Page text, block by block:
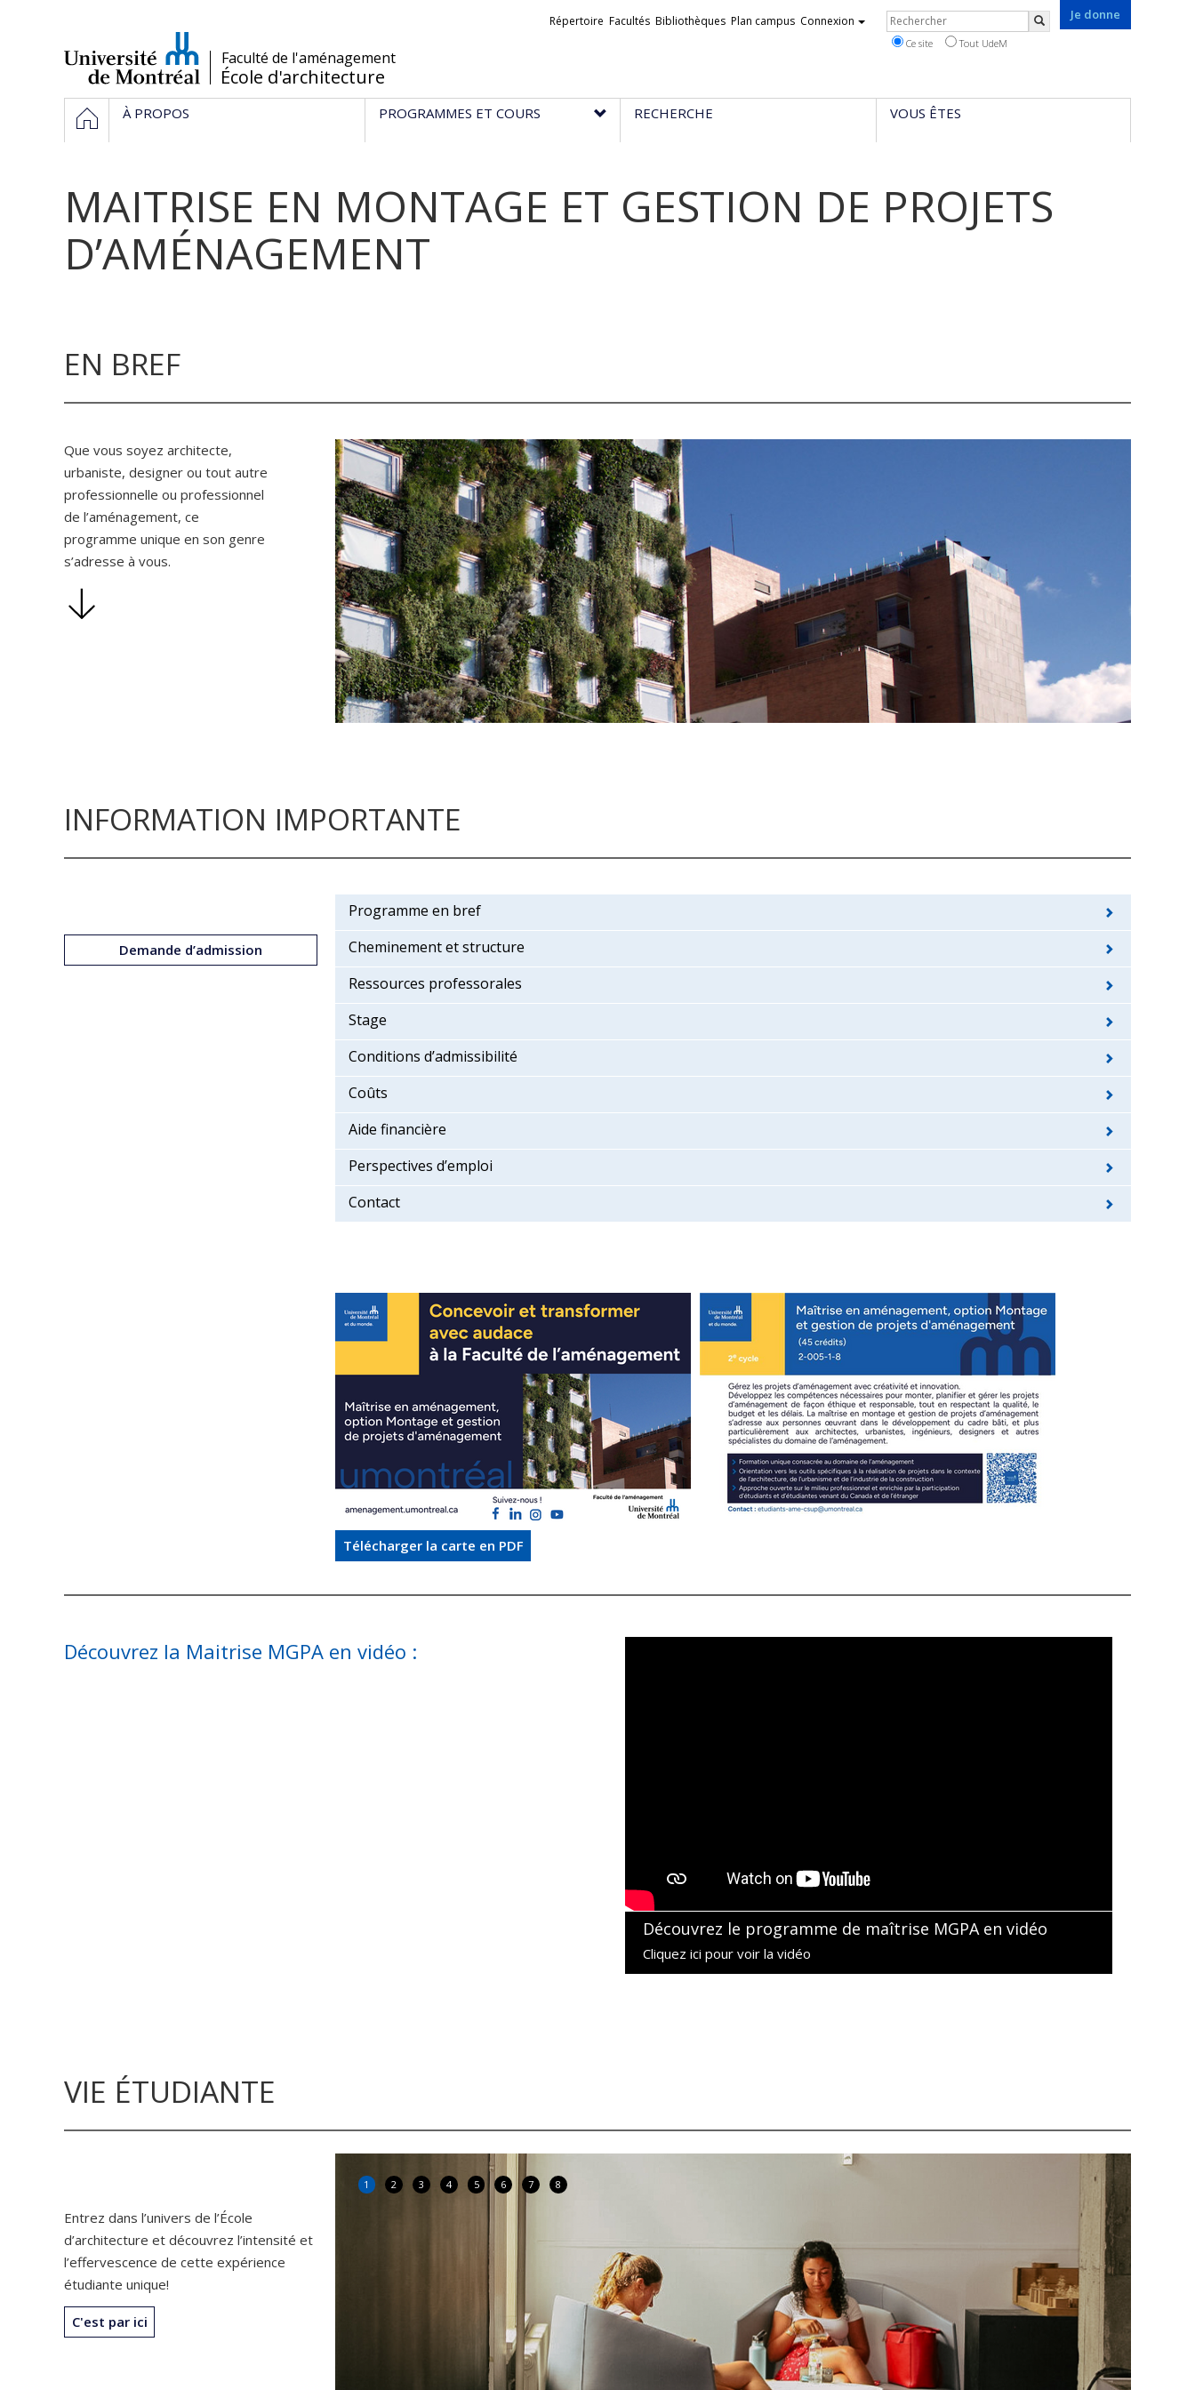
/Faculté de l'aménagement
École d'architecture
Je donne
Liens
Répertoire Facultés Bibliothèques Plan campus Connexion Rechercher
Ce site Tout UdeM
Navigation
principale
ACCUEIL
À PROPOS PROGRAMMES ET COURS RECHERCHE VOUS ÊTES
MAITRISE EN MONTAGE ET GESTION DE PROJETS
D’AMÉNAGEMENT
EN BREF
Que vous soyez architecte,
urbaniste, designer ou tout autre
professionnelle ou professionnel
de l’aménagement, ce
programme unique en son genre
s’adresse à vous.
INFORMATION IMPORTANTE
Demande d’admission
Programme en bref
Cheminement et structure
Ressources professorales
Stage
Conditions d’admissibilité
Coûts
Aide financière
Perspectives d’emploi
Contact
Télécharger la carte en PDF
Découvrez la Maitrise MGPA en vidéo :
Découvrez le programme de maîtrise MGPA en vidéo
Cliquez ici pour voir la vidéo
VIE ÉTUDIANTE
Entrez dans l’univers de l’École
d’architecture et découvrez l’intensité et
l’effervescence de cette expérience
étudiante unique!
C'est par ici
1 2 3 4 5 6 7 8